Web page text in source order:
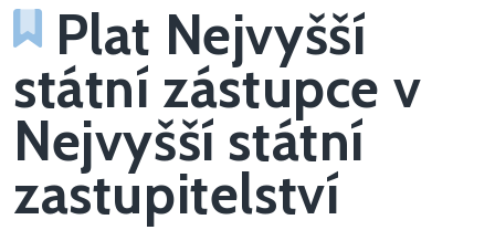
Plat Nejvyšší
státní zástupce v
Nejvyšší státní
zastupitelství